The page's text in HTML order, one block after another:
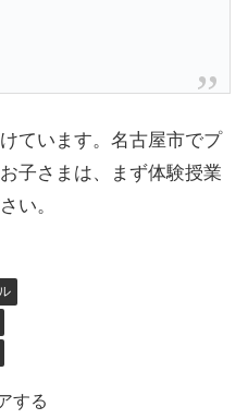
ています。名古屋市でプ
子さまは、まず体験授業
い。
する